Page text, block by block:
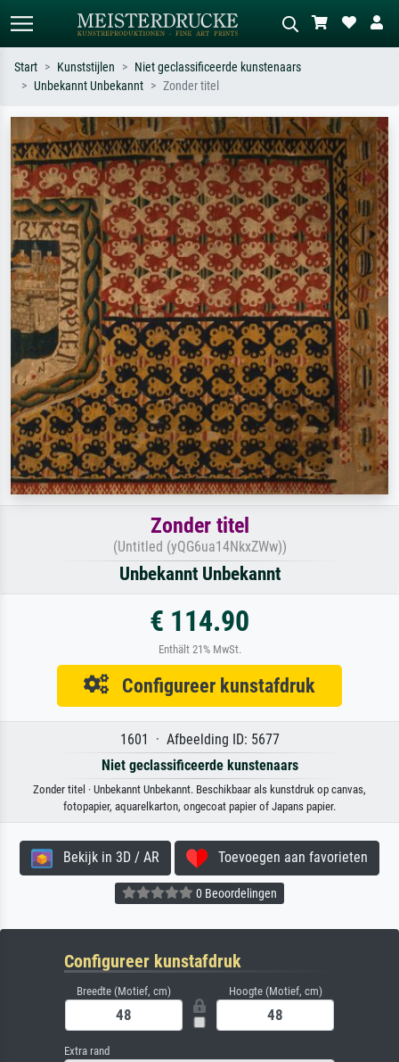
Zoek op kunstenaar, titel of stijl – bijv.
Monet, Sterrennacht, impressionisme,
Hokusai-golf, naakt.
Beschrijf de scène – bijv. groene
weide, abstract met veel rood, donker
olieverfschilderij, staand naakt naast
een boom.
Start Kunststijlen
Niet geclassificeerde kunstenaars
Unbekannt Unbekannt
Zonder titel
Zonder titel
(Untitled (yQG6ua14NkxZWw))
Unbekannt Unbekannt
€ 114.90
Enthält 21% MwSt.
Configureer kunstafdruk
1601 · Afbeelding ID: 5677
Niet geclassificeerde kunstenaars
Zonder titel · Unbekannt Unbekannt. Beschikbaar als kunstdruk op canvas,
fotopapier, aquarelkarton, ongecoat papier of Japans papier.
Bekijk in 3D / AR Toevoegen aan favorieten
0 Beoordelingen
Configureer kunstafdruk
Breedte (Motief, cm) Hoogte (Motief, cm)
Extra rand